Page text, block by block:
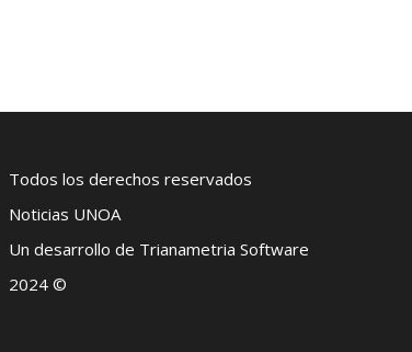
Todos los derechos reservados
Noticias UNOA
Un desarrollo de Trianametria Software
2024 ©